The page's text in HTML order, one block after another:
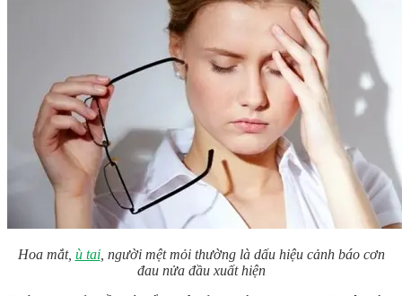
Hoa mắt, ù tai, người mệt mỏi thường là dấu hiệu cảnh báo cơn
đau nửa đầu xuất hiện